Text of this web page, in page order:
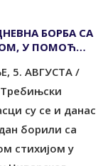
БОРБА СА
У ПОМОЋ
5. АВГУСTА /
су се и данас
борили са
стихијом у